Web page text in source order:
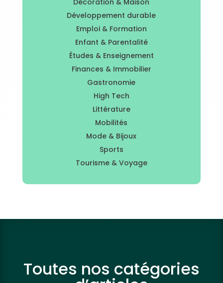
Développement durable
Emploi & Formation
Enfant & Parentalité
Études & Enseignement
Finances & Immobilier
Gastronomie
High Tech
Littérature
Mobilités
Mode & Bijoux
Sports
Tourisme & Voyage
Toutes nos catégories